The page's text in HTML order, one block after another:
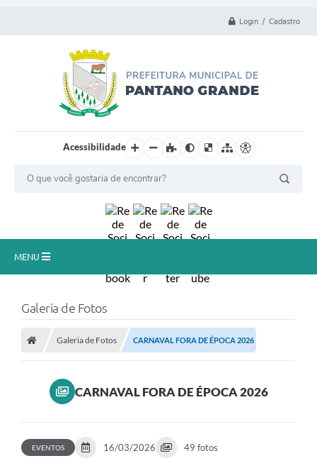
Login / Cadastro
Acessibilidade
MENU
Município
Prefeitura
Secretarias
Expocal, Festa do Cavalo e o Relincho da Canção Nativa
Galeria de Fotos
Galeria de Fotos CARNAVAL FORA DE ÉPOCA 2026
CARNAVAL FORA DE ÉPOCA 2026
EVENTOS 16/03/2026 49 fotos